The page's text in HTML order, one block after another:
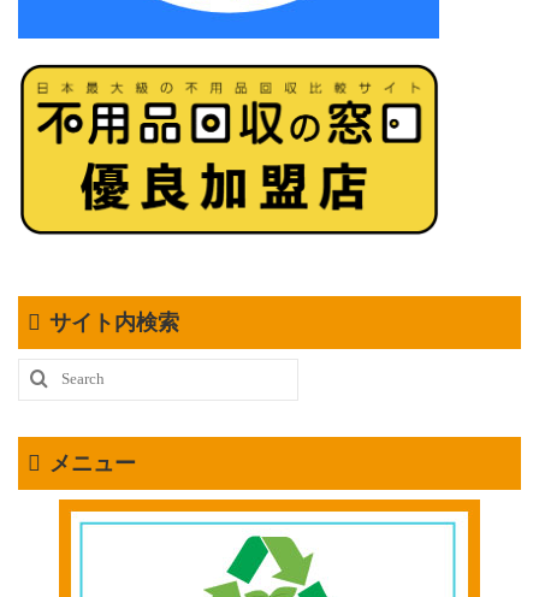
サイト内検索
Search
for:
メニュー